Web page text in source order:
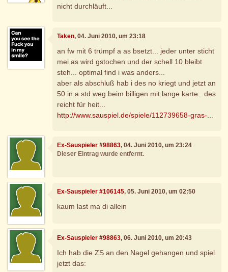
nicht durchläuft...
Taken, 04. Juni 2010, um 23:18
an fw mit 6 trümpf a as bsetzt... jeder unter sticht
mei as wird gstochen und der schell 10 bleibt
steh... optimal find i was anders...
aber als abschluß hab i des no kriegt und jetzt an
50 in a std weg beim billigen mit lange karte...des
reicht für heit...
http://www.sauspiel.de/spiele/112739658-gras-...
Ex-Sauspieler #98863, 04. Juni 2010, um 23:24
Dieser Eintrag wurde entfernt.
Ex-Sauspieler #106145, 05. Juni 2010, um 02:50
kaum last ma di allein
Ex-Sauspieler #98863, 06. Juni 2010, um 20:43
Ich hab die ZS an den Nagel gehangen und spiel
jetzt das: